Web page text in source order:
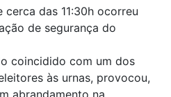
das 11:30h ocorreu
de segurança do
coincidido com um dos
às urnas, provocou,
abrandamento na